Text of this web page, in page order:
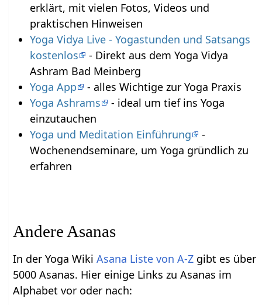
erklärt, mit vielen Fotos, Videos und
praktischen Hinweisen
Yoga Vidya Live - Yogastunden und Satsangs
kostenlos
- Direkt aus dem Yoga Vidya
Ashram Bad Meinberg
Yoga App
- alles Wichtige zur Yoga Praxis
Yoga Ashrams
- ideal um tief ins Yoga
einzutauchen
Yoga und Meditation Einführung
-
Wochenendseminare, um Yoga gründlich zu
erfahren
Andere Asanas
In der Yoga WikiAsana Liste von A-Z gibt es über
5000 Asanas. Hier einige Links zu Asanas im
Alphabet vor oder nach: